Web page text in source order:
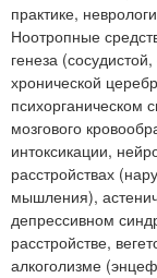
практике,
Ноотропные
генеза
хронической
психорганическом
мозгового
интоксикации,
расстройствах
мышления),
депрессивном
расстройстве,
алкоголизме